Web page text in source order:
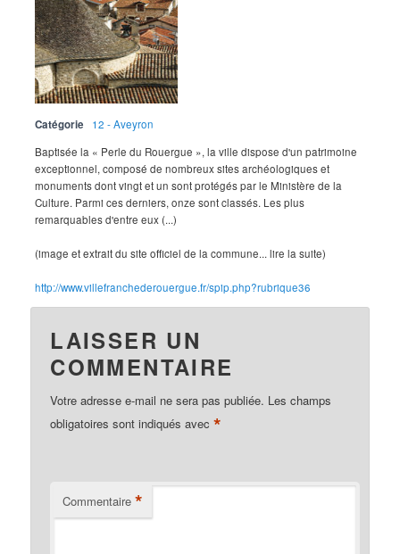
Catégorie
12 - Aveyron
Baptisée la « Perle du Rouergue », la ville dispose d'un patrimoine
exceptionnel, composé de nombreux sites archéologiques et
monuments dont vingt et un sont protégés par le Ministère de la
Culture. Parmi ces derniers, onze sont classés. Les plus
remarquables d'entre eux (...)
(image et extrait du site officiel de la commune... lire la suite)
http://www.villefranchederouergue.fr/spip.php?rubrique36
LAISSER UN
COMMENTAIRE
Votre adresse e-mail ne sera pas publiée. Les champs
obligatoires sont indiqués avec*
Commentaire *